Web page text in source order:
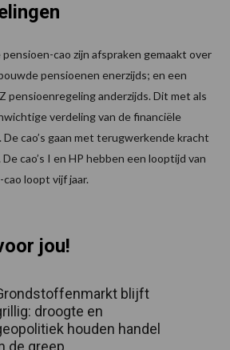
cao zijn afspraken gemaakt over
pensioenen enerzijds; en een
pensioenregeling anderzijds. Dit met als
verdeling van de financiële
cao’s gaan met terugwerkende kracht
cao’s I en HP hebben een looptijd van
loopt vijf jaar.
jou!
blijft
droogte en
houden handel
de greep